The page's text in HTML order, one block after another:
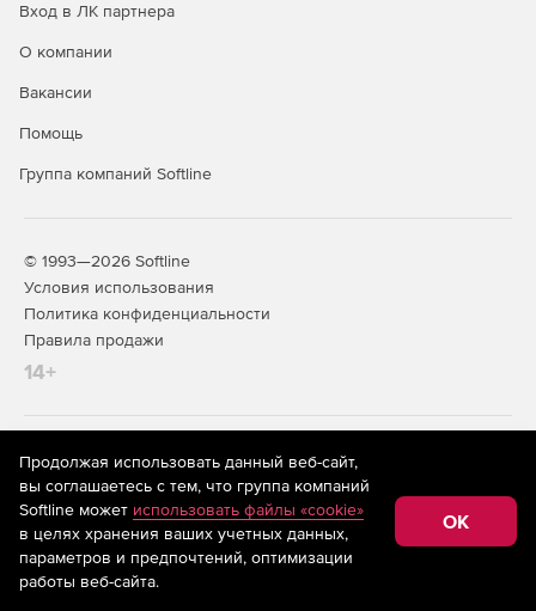
Вход в ЛК партнера
О компании
Вакансии
Помощь
Группа компаний Softline
© 1993—2026 Softline
Условия использования
Политика конфиденциальности
Правила продажи
14+
На информационном ресурсе store.softline.ru применяются
рекомендательные технологии
(информационные технологии
предоставления информации на основе сбора,
систематизации и анализа сведений, относящихся к
предпочтениям пользователей сети «Интернет»,
находящихся на территории Российской Федерации)
Продолжая использовать данный веб-сайт,
вы соглашаетесь с тем, что группа компаний
Softline может использовать файлы «cookie»
в целях хранения ваших учетных данных,
параметров и предпочтений, оптимизации
работы веб-сайта.
OK